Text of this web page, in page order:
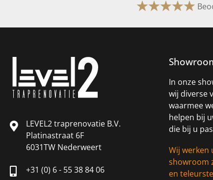
LEVEL2 traprenovatie B.V.
Platinastraat 6F
6031TW Nederweert
+31 (0) 6 - 55 38 84 06
In onze
wij diverse
waarmee
helpen bij
die bij u
Wij werken
showroom
en